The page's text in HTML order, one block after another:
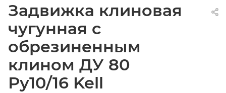
Задвижка клиновая
чугунная с
обрезиненным
клином ДУ 80
Ру10/16 Kell